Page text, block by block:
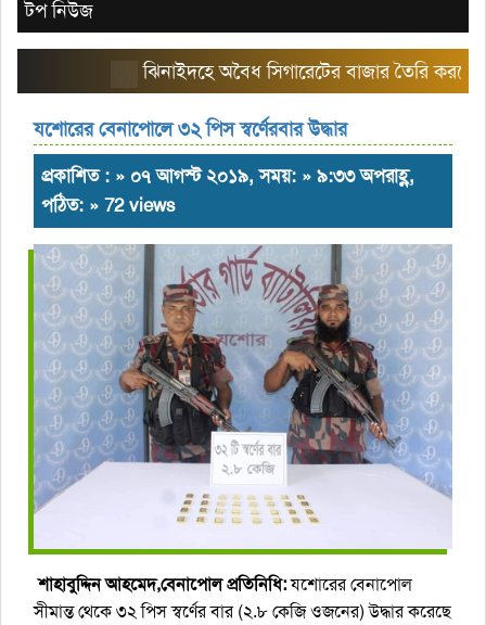
টপ নিউজ
ঝিনাইদহে অবৈধ সিগারেটের বাজার তৈরি করছে
যশোরের বেনাপোলে ৩২ পিস স্বর্ণেরবার উদ্ধার
প্রকাশিত : » ০৭ আগস্ট ২০১৯, সময়: » ৯:৩৩ অপরাহ্ণ,
পঠিত: » 72 views
শাহাবুদ্দিন আহমেদ,বেনাপোল প্রতিনিধি:যশোরের বেনাপোল
সীমান্ত থেকে ৩২ পিস স্বর্ণের বার (২.৮ কেজি ওজনের) উদ্ধার করেছে